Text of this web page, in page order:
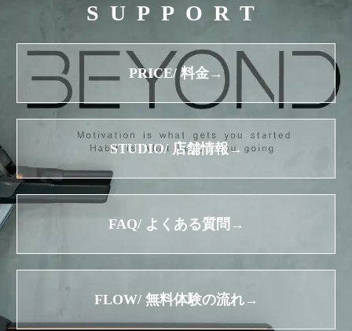
SUPPORT
PRICE/ 料金→
STUDIO/ 店舗情報→
FAQ/ よくある質問→
FLOW/ 無料体験の流れ→